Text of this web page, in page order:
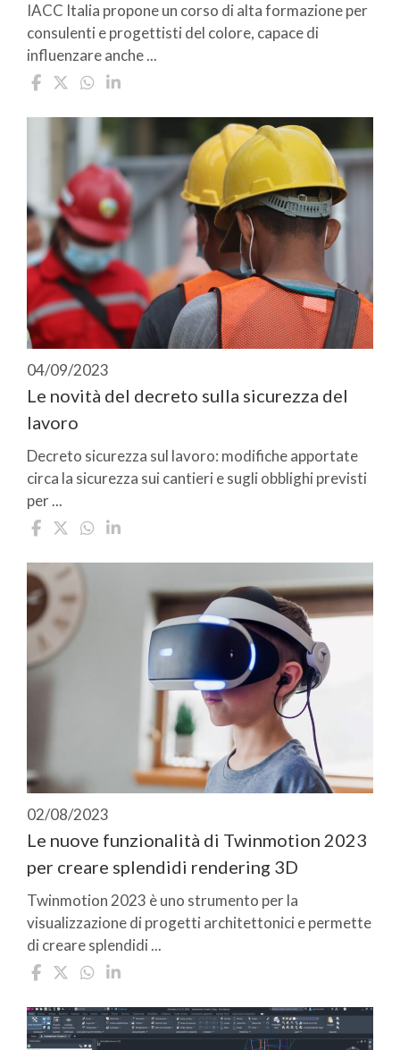
IACC Italia propone un corso di alta formazione per
consulenti e progettisti del colore, capace di
influenzare anche ...
04/09/2023
Le novità del decreto sulla sicurezza del
lavoro
Decreto sicurezza sul lavoro: modifiche apportate
circa la sicurezza sui cantieri e sugli obblighi previsti
per ...
02/08/2023
Le nuove funzionalità di Twinmotion 2023
per creare splendidi rendering 3D
Twinmotion 2023 è uno strumento per la
visualizzazione di progetti architettonici e permette
di creare splendidi ...